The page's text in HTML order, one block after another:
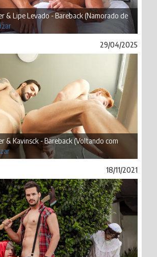
& Lipe Levado - Bareback (Namorado de
29/04/2025
& Kavinsck - Bareback (Voltando com
18/11/2021